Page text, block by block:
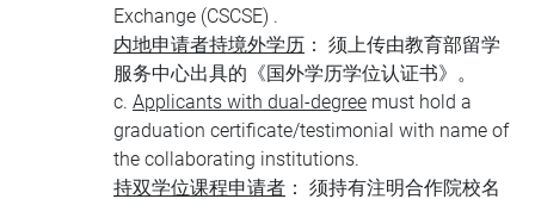
Exchange (CSCSE) .
内地申请者持境外学历 ： 须上传由教育部留学
服务中心出具的《国外学历学位认证书》。
c. Applicants with dual-degree must hold a
graduation certificate/testimonial with name of
the collaborating institutions.
持双学位课程申请者 ： 须持有注明合作院校名